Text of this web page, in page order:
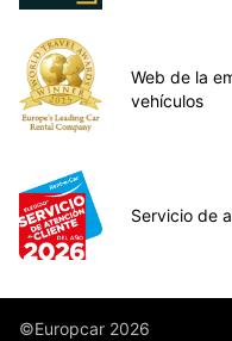
Web de la
vehículos
Servicio de
©Europcar 2026